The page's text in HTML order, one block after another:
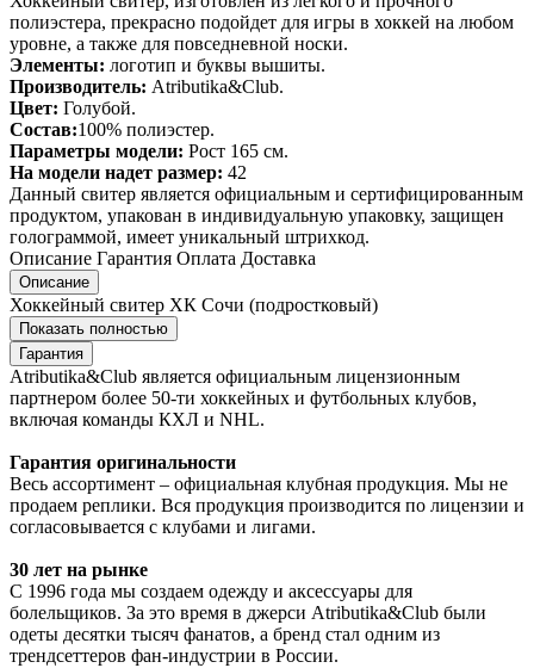
полиэстера, прекрасно подойдет для игры в хоккей на любом
уровне, а также для повседневной носки.
Элементы: логотип и буквы вышиты.
Производитель: Atributika&Club.
Цвет: Голубой.
Состав:100% полиэстер.
Параметры модели: Рост 165 см.
На модели надет размер: 42
Данный свитер является официальным и сертифицированным
продуктом, упакован в индивидуальную упаковку, защищен
голограммой, имеет уникальный штрихкод.
Описание Гарантия Оплата Доставка
Описание
Хоккейный свитер ХК Сочи (подростковый)
Показать полностью
Гарантия
Atributika&Club является официальным лицензионным
партнером более 50-ти хоккейных и футбольных клубов,
включая команды КХЛ и NHL.
Гарантия оригинальности
Весь ассортимент – официальная клубная продукция. Мы не
продаем реплики. Вся продукция производится по лицензии и
согласовывается с клубами и лигами.
30 лет на рынке
С 1996 года мы создаем одежду и аксессуары для
болельщиков. За это время в джерси Atributika&Club были
одеты десятки тысяч фанатов, а бренд стал одним из
трендсеттеров фан-индустрии в России.